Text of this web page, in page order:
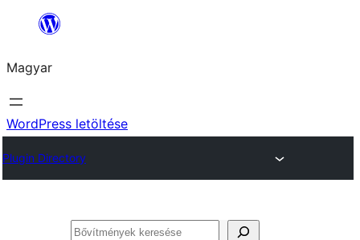
Ugrás
tartalomhoz
Magyar
WordPress letöltése
Plugin Directory
Keresés